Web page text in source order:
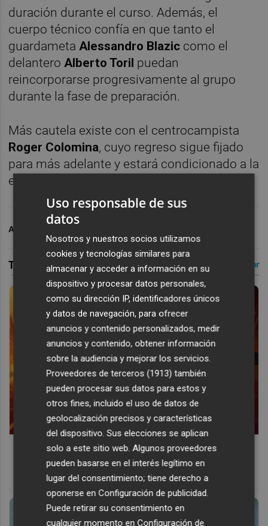
duración durante el curso. Además, el
cuerpo técnico confía en que tanto el
guardametaAlessandro Blazic como el
delanteroAlberto Toril puedan
reincorporarse progresivamente al grupo
durante la fase de preparación.
Más cautela existe con el centrocampista
Roger Colomina, cuyo regreso sigue fijado
para más adelante y estará condicionado a la
evolución de su proceso de recuperación.
ARCHIVADO EN
Corepunk MMORPG
Un verdadero MMORPG de la vieja escuela ¡Cómo los de
antes, pero mejor!
Uso responsable de sus
datos
Nosotros y nuestros socios utilizamos
cookies y tecnologías similares para
almacenar y acceder a información en su
dispositivo y procesar datos personales,
como su dirección IP, identificadores únicos
y datos de navegación, para ofrecer
anuncios y contenido personalizados, medir
anuncios y contenido, obtener información
sobre la audiencia y mejorar los servicios.
Proveedores de terceros (1913) también
pueden procesar sus datos para estos y
otros fines, incluido el uso de datos de
geolocalización precisos y características
del dispositivo. Sus elecciones se aplican
solo a este sitio web. Algunos proveedores
pueden basarse en el interés legítimo en
lugar del consentimiento; tiene derecho a
oponerse enConfiguración de publicidad.
Puede retirar su consentimiento en
cualquier momento enConfiguración de